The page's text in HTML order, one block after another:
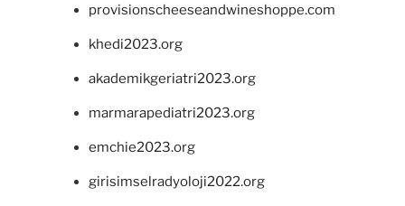
provisionscheeseandwineshoppe.com
khedi2023.org
akademikgeriatri2023.org
marmarapediatri2023.org
emchie2023.org
girisimselradyoloji2022.org